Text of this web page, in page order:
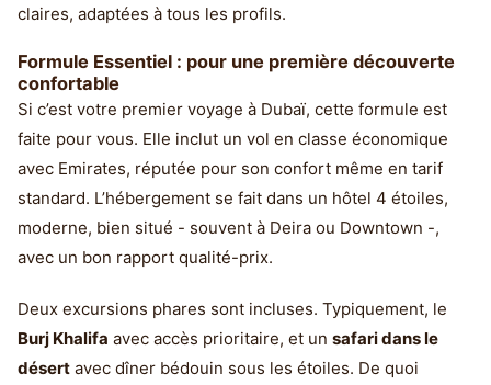
claires, adaptées à tous les profils.
Formule Essentiel : pour une première découverte
confortable
Si c’est votre premier voyage à Dubaï, cette formule est
faite pour vous. Elle inclut un vol en classe économique
avec Emirates, réputée pour son confort même en tarif
standard. L’hébergement se fait dans un hôtel 4 étoiles,
moderne, bien situé - souvent à Deira ou Downtown -,
avec un bon rapport qualité-prix.
Deux excursions phares sont incluses. Typiquement, le
Burj Khalifa avec accès prioritaire, et un safari dans le
désert avec dîner bédouin sous les étoiles. De quoi